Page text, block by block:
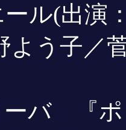
ル(出演
う子／
ーバ 『